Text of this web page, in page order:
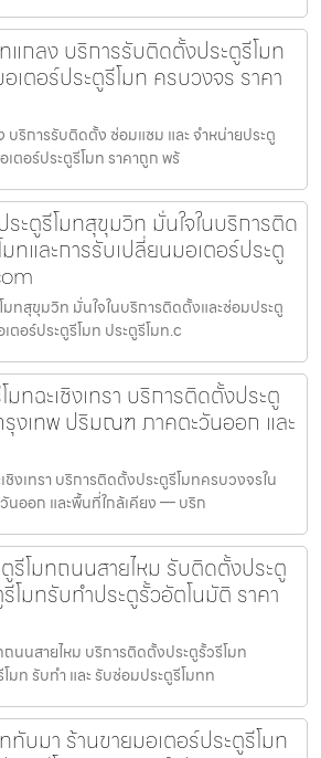
แกลง บริการรับติดตั้งประตูรีโมท
เตอร์ประตูรีโมท ครบวงจร ราคา
ริการรับติดตั้ง ซ่อมแซม และ จำหน่ายประตู
ตอร์ประตูรีโมท ราคาถูก พร้
ะตูรีโมทสุขุมวิท มั่นใจในบริการติด
ทและการรับเปลี่ยนมอเตอร์ประตู
มทสุขุมวิท มั่นใจในบริการติดตั้งและซ่อมประตู
ตอร์ประตูรีโมท ประตูรีโมท.c
ทฉะเชิงเทรา บริการติดตั้งประตู
รุงเทพ ปริมณฑ ภาคตะวันออก และ
งเทรา บริการติดตั้งประตูรีโมทครบวงจรใน
นออก และพื้นที่ใกล้เคียง — บริก
รีโมทถนนสายไหม รับติดตั้งประตู
โมทรับทำประตูรั้วอัตโนมัติ ราคา
นนสายไหม บริการติดตั้งประตูรั้วรีโมท
มท รับทำ และ รับซ่อมประตูรีโมทท
บมา ร้านขายมอเตอร์ประตูรีโมท